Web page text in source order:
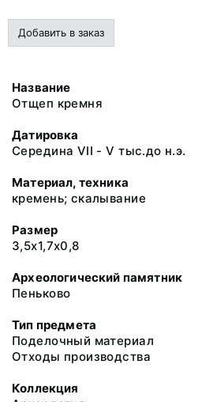
Добавить в заказ
Название
Отщеп кремня
Датировка
Середина VII - V тыс.до н.э.
Материал, техника
кремень; скалывание
Размер
3,5х1,7х0,8
Археологический памятник
Пеньково
Тип предмета
Поделочный материал
Отходы производства
Коллекция